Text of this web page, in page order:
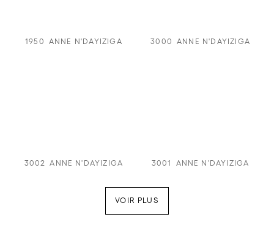
1950 ANNE N'DAYIZIGA 3000 ANNE N'DAYIZIGA
3002 ANNE N'DAYIZIGA 3001 ANNE N'DAYIZIGA
VOIR PLUS